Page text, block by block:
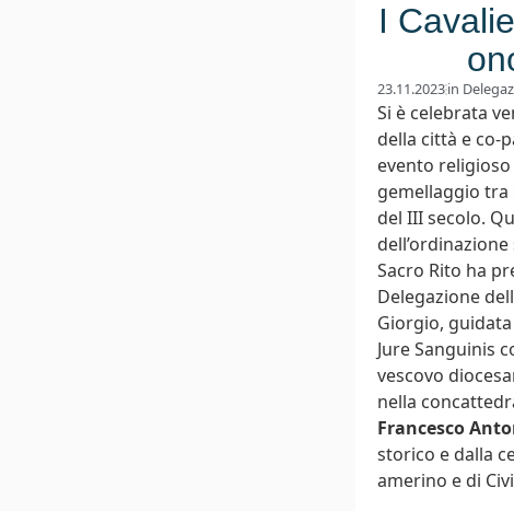
I
23.11.2023in
Si è celebrata
della città e co-
evento
gemellaggio tra
del III secolo.
Sacro Rito ha
Delegazione
Giorgio,
Jure Sanguinis
vescovo
nella
Francesco
storico e dalla
amerino e di